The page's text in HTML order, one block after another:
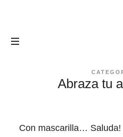
Abraza tu
Con mascarilla… Saluda!